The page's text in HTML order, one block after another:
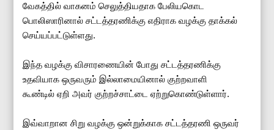
வேகத்தில் வாகனம் செலுத்தியதாக பேலியகொட
பொலிஸாரினால் சட்டத்தரணிக்கு எதிராக வழக்கு தாக்கல்
செய்யப்பட்டுள்ளது.
இந்த வழக்கு விசாரணையின் போது சட்டத்தரணிக்கு
உதவியாக ஒருவரும் இல்லாமையினால் குற்றவாளி
கூண்டில் ஏறி அவர் குற்றச்சாட்டை ஏற்றுகொண்டுள்ளார்.
இவ்வாறான சிறு வழக்கு ஒன்றுக்காக சட்டத்தரணி ஒருவர்